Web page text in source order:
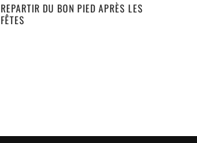
REPARTIR DU BON PIED APRÈS LES
FÊTES